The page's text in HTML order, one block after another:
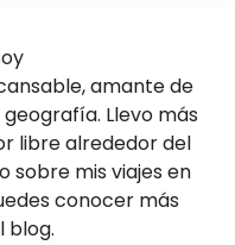
amante de
Llevo más
libre alrededor del
sobre mis viajes en
conocer más
blog.